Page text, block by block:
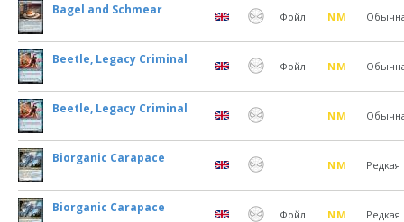
Bagel and Schmear Фойл NM
Beetle, Legacy Criminal Фойл NM
Beetle, Legacy Criminal NM
Biorganic Carapace NM Редкая
Biorganic Carapace Фойл NM Редкая